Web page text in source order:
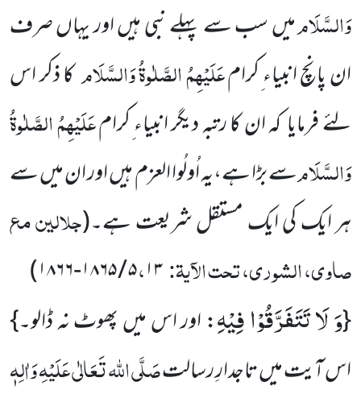
وَالسَّلَاممیں سب سے پہلے نبی ہیں اور یہاں صرف
ان پانچ انبیاء ِکرامعَلَیْہِمُ الصَّلٰوۃُ وَالسَّلَامکا ذکر اس
لئے فرمایا کہ ان کا رتبہ دیگر انبیاء ِکرامعَلَیْہِمُ الصَّلٰوۃُ
وَالسَّلَامسے بڑا ہے،یہ اُولُوا العزم ہیں اور ان میں سے
ہر ایک کی ایک مستقل شریعت ہے۔(جلالین مع
صاوی، الشوری، تحت الآیۃ:۱۳،۵ / ۱۸۶۵-۱۸۶۶
)
{وَ لَا تَتَفَرَّقُوْا فِیْهِ: اور اس میں پھوٹ نہ ڈالو۔}
اس آیت میں تاجدارِ رسالتصَلَّی اللہ تَعَالٰی عَلَیْہِ وَاٰلِہٖ